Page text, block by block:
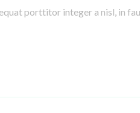
porttitor integer a nisl, in